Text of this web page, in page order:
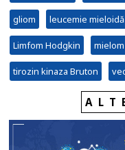
gliom leucemie
Limfom Hodgkin
tirozin kinaza Bruton